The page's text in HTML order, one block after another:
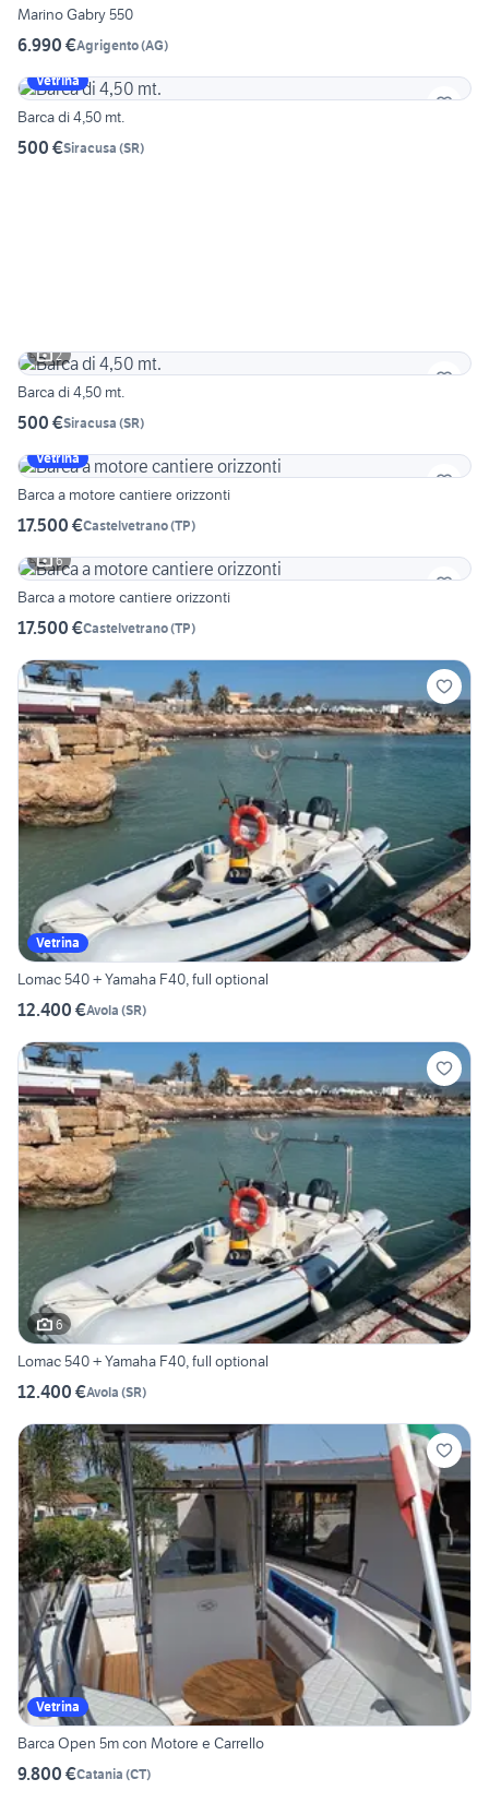
Marino Gabry 550
6.990 €Agrigento(AG)
Vetrina
Barca di 4,50 mt.
500 €Siracusa (SR)
2
Barca di 4,50 mt.
500 €Siracusa (SR)
Vetrina
Barca a motore cantiere orizzonti
17.500 €Castelvetrano(TP)
6
Barca a motore cantiere orizzonti
17.500 €Castelvetrano(TP)
Vetrina
Lomac 540 + Yamaha F40, full optional
12.400 €Avola (SR)
6
Lomac 540 + Yamaha F40, full optional
12.400 €Avola (SR)
Vetrina
Barca Open 5m con Motore e Carrello
9.800 €Catania (CT)